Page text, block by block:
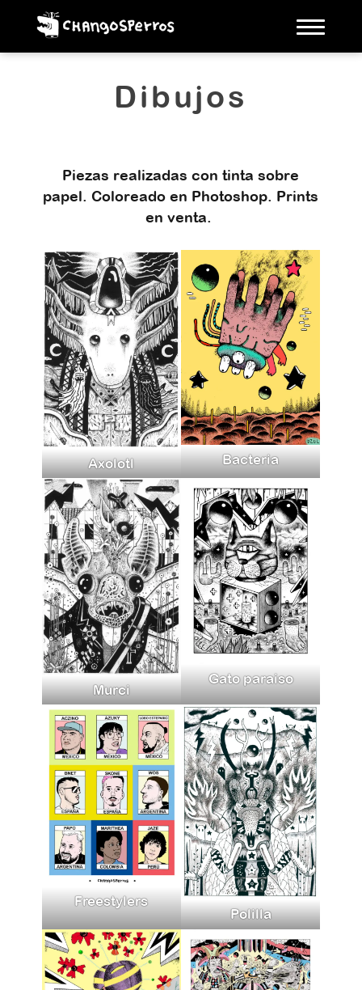
Toggle
Dibujos
Piezas realizadas con tinta sobre
papel. Coloreado en Photoshop. Prints
en venta.
Axolotl Bacteria
Murci
Gato paraiso
Freestylers
Polilla